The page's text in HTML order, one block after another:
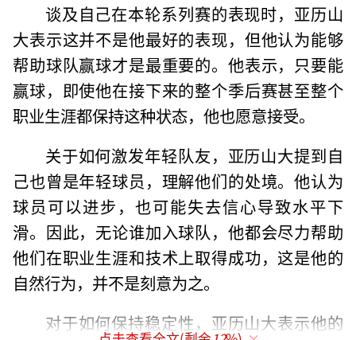
谈及自己在本轮系列赛的表现时，亚历山
大表示这并不是他最好的表现，但他认为能够
帮助球队赢球才是最重要的。他表示，只要能
赢球，即使他在接下来的整个季后赛甚至整个
职业生涯都保持这种状态，他也愿意接受。
关于如何激发年轻队友，亚历山大提到自
己也曾是年轻球员，理解他们的处境。他认为
球员可以进步，也可能失去信心导致水平下
滑。因此，无论谁加入球队，他都会尽力帮助
他们在职业生涯和技术上取得成功，这是他的
自然行为，并不是刻意为之。
对于如何保持稳定性，亚历山大表示他的